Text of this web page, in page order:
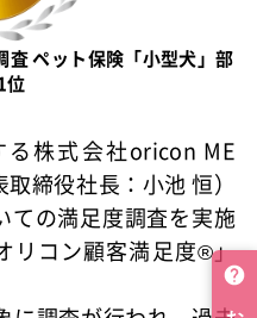
ペット保険「小型犬」部
位
株式会社oricon ME
締役社長：小池 恒）
ての満足度調査を実施
リコン顧客満足度®」